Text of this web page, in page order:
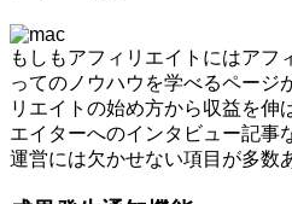
もしもアフィリエイトにはアフ
ってのノウハウを学べるページ
リエイトの始め方から収益を伸
エイターへのインタビュー記事
運営には欠かせない項目が多数